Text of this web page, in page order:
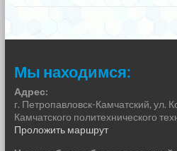
Мы находимся:
Адрес:
г. Петропавловск-Камчатский, ул.
Камчатского политехнического
Проложить маршрут